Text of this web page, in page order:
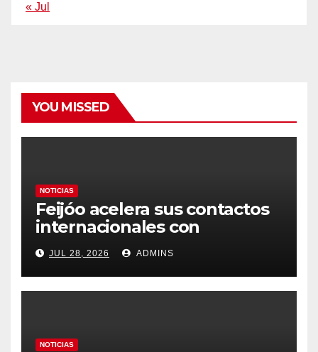
« Jul
YOU MISSED
NOTICIAS
Feijóo acelera sus contactos
internacionales con
Latinoamérica como socio
prioritario en su agenda de
gobierno
JUL 28, 2026 ADMINS
NOTICIAS